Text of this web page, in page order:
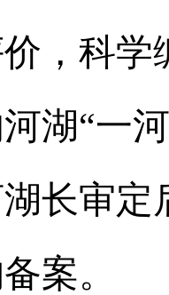
，科
湖“一
长审定
案。